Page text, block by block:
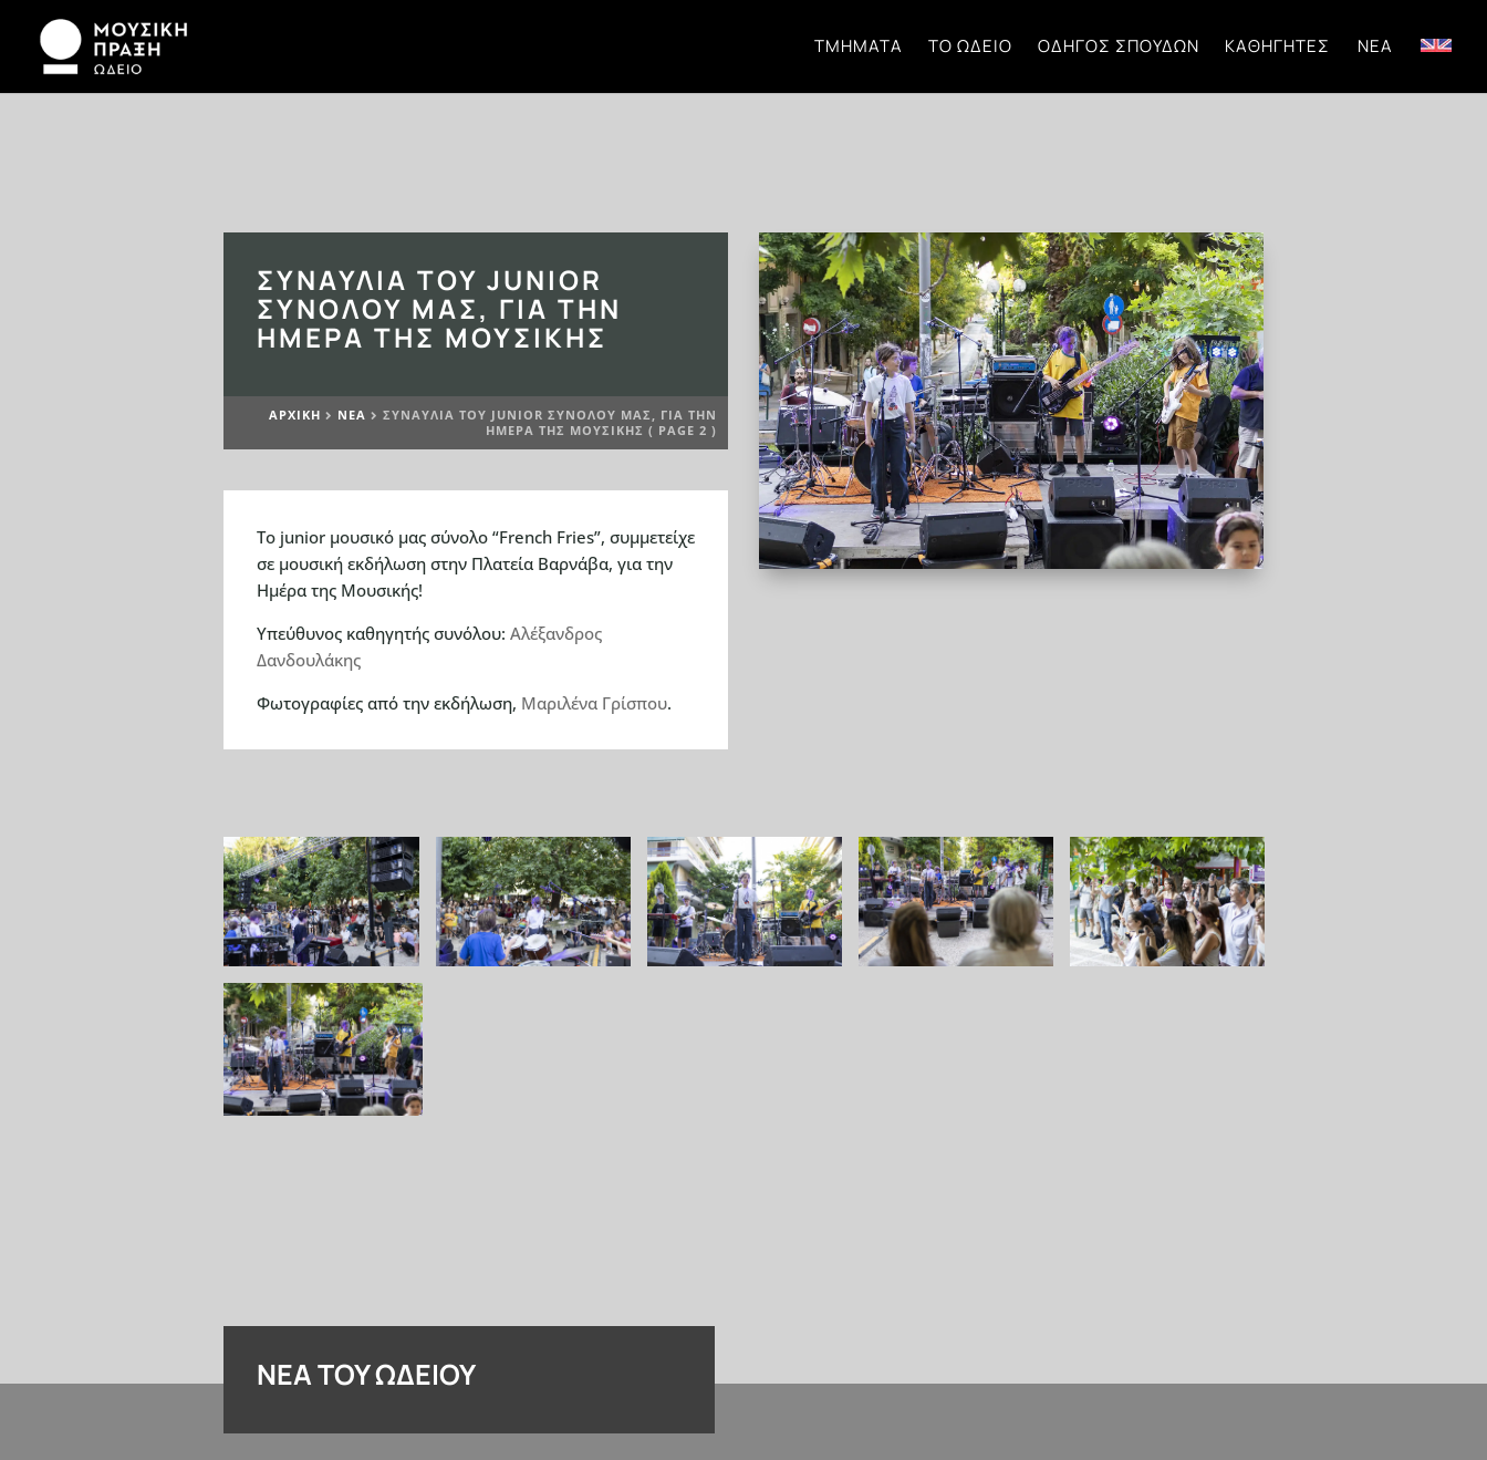
ΤΜΉΜΑΤΑ ΤΟ ΩΔΕΊΟ ΟΔΗΓΌΣ ΣΠΟΥΔΏΝ ΚΑΘΗΓΗΤΈΣ ΝΈΑ
ΣΥΝΑΥΛΊΑ ΤΟΥ JUNIOR
ΣΥΝΌΛΟΥ ΜΑΣ, ΓΙΑ ΤΗΝ
ΗΜΈΡΑ ΤΗΣ ΜΟΥΣΙΚΉΣ
ΑΡΧΙΚΉ  ΝΕΆ  ΣΥΝΑΥΛΊΑ ΤΟΥ JUNIOR ΣΥΝΌΛΟΥ ΜΑΣ, ΓΙΑ ΤΗΝ
ΗΜΈΡΑ ΤΗΣ ΜΟΥΣΙΚΉΣ ( PAGE 2 )
Το junior μουσικό μας σύνολο “French Fries”, συμμετείχε
σε μουσική εκδήλωση στην Πλατεία Βαρνάβα, για την
Ημέρα της Μουσικής!
Υπεύθυνος καθηγητής συνόλου: Αλέξανδρος
Δανδουλάκης
Φωτογραφίες από την εκδήλωση, Μαριλένα Γρίσπου.
ΝΈΑ ΤΟΥ ΩΔΕΊΟΥ